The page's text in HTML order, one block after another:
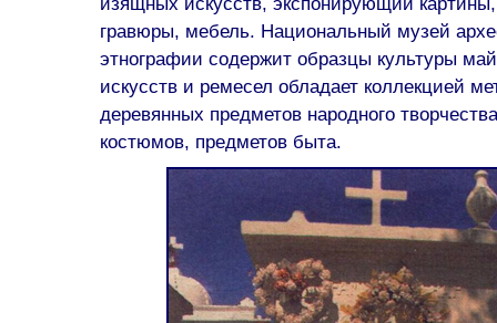
гравюры, мебель. Национальный музей
этнографии содержит образцы культуры
искусств и ремесел обладает коллекцией
деревянных предметов народного
костюмов, предметов быта.